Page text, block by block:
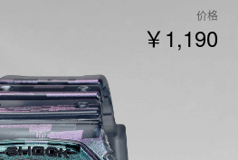
价格
￥1,190